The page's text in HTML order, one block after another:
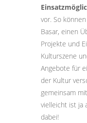
vor. So
Basar, einen
Projekte und
Kulturszene
Angebote für
der Kultur
gemeinsam
vielleicht ist ja
dabei!